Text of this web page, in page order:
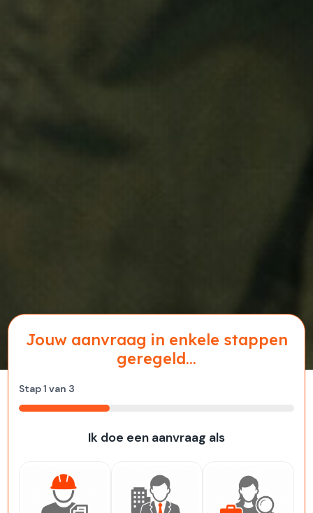
Jouw aanvraag in enkele stappen
geregeld...
Stap1 van 3
33%
Ik doe een aanvraag als